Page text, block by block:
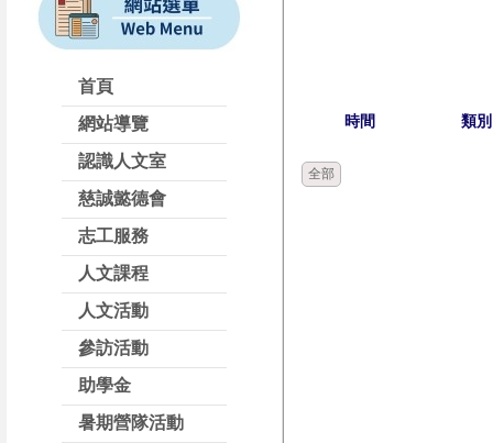
首頁
網站導覽
認識人文室
慈誠懿德會
志工服務
人文課程
人文活動
參訪活動
助學金
暑期營隊活動
時間 類別
全部